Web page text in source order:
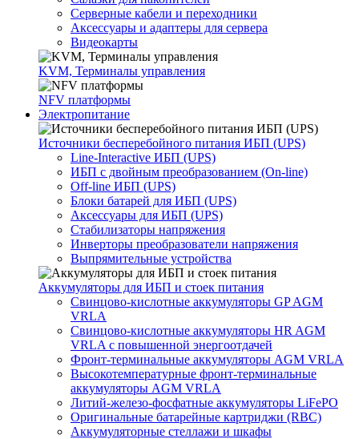
Серверные кабели и переходники
Аксессуары и адаптеры для сервера
Видеокарты
KVM, Терминалы управления
NFV платформы
Электропитание
Источники бесперебойного питания ИБП (UPS)
Line-Interactive ИБП (UPS)
ИБП с двойным преобразованием (On-line)
Off-line ИБП (UPS)
Блоки батарей для ИБП (UPS)
Аксессуары для ИБП (UPS)
Стабилизаторы напряжения
Инверторы преобразователи напряжения
Выпрямительные устройства
Аккумуляторы для ИБП и стоек питания
Свинцово-кислотные аккумуляторы GP AGM
VRLA
Свинцово-кислотные аккумуляторы HR AGM
VRLA с повышенной энергоотдачей
Фронт-терминальные аккумуляторы AGM VRLA
Высокотемпературные фронт-терминальные
аккумуляторы AGM VRLA
Литий-железо-фосфатные аккумуляторы LiFePO
Оригинальные батарейные картриджи (RBC)
Аккумуляторные стеллажи и шкафы